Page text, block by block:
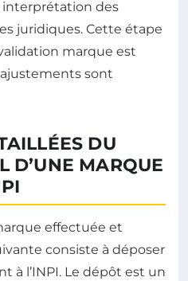
des
juridiques. Cette étape
marque est
sont
DU
D’UNE MARQUE
effectuée et
consiste à déposer
à l’INPI. Le dépôt est un